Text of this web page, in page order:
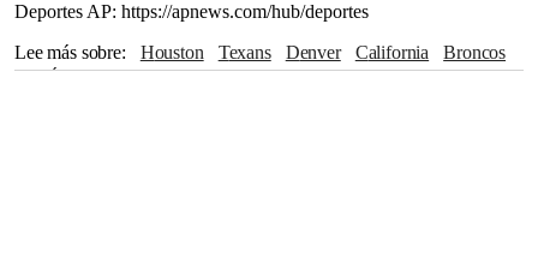
Deportes AP: https://apnews.com/hub/deportes
Lee más sobre
Houston Texans Denver California
Broncos